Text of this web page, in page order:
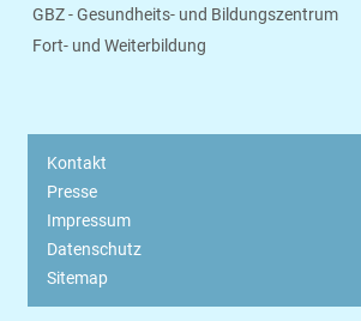
GBZ - Gesundheits- und Bildungszentrum
Fort- und Weiterbildung
Kontakt
Presse
Impressum
Datenschutz
Sitemap